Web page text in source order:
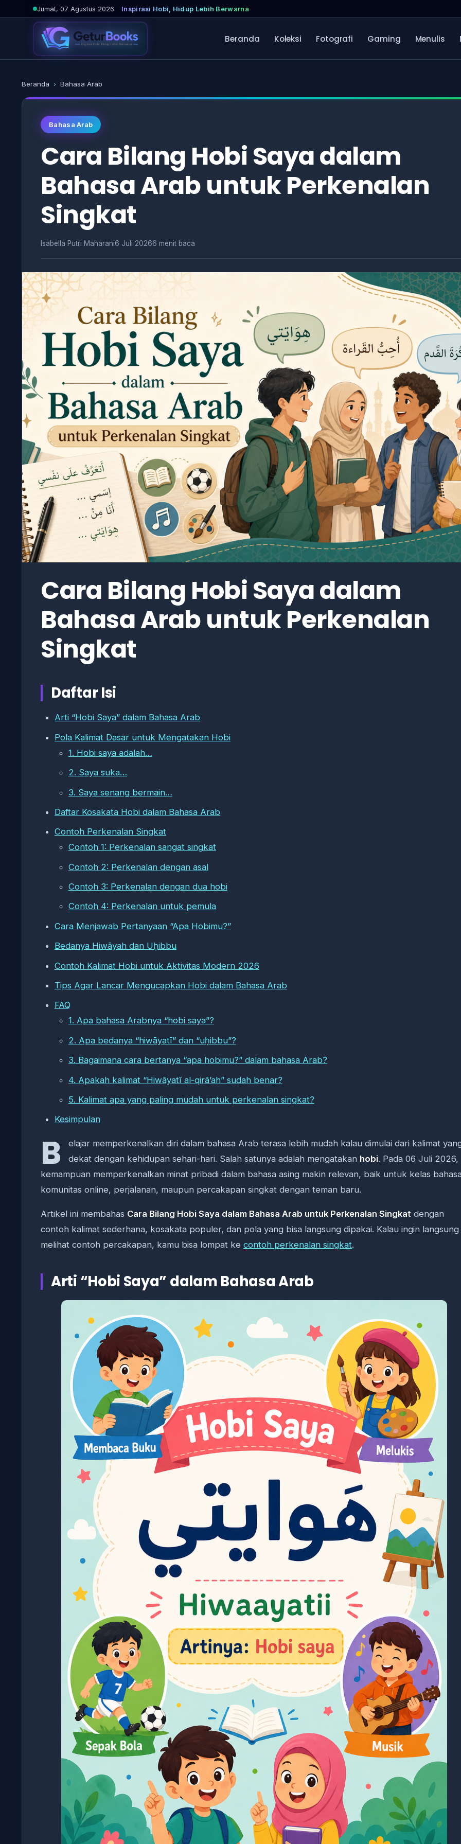
ke
Jumat, 07 Agustus 2026 Inspirasi Hobi, Hidup Lebih Berwarna
Beranda Koleksi Fotografi Gaming Menulis
Beranda › Bahasa Arab
Bahasa Arab
Cara Bilang Hobi Saya dalam
Bahasa Arab untuk Perkenalan
Singkat
Isabella Putri Maharani6 Juli 20266 menit baca
Cara Bilang Hobi Saya dalam
Bahasa Arab untuk Perkenalan
Singkat
Daftar Isi
Arti “Hobi Saya” dalam Bahasa Arab
Pola Kalimat Dasar untuk Mengatakan Hobi
1. Hobi saya adalah…
2. Saya suka…
3. Saya senang bermain…
Daftar Kosakata Hobi dalam Bahasa Arab
Contoh Perkenalan Singkat
Contoh 1: Perkenalan sangat singkat
Contoh 2: Perkenalan dengan asal
Contoh 3: Perkenalan dengan dua hobi
Contoh 4: Perkenalan untuk pemula
Cara Menjawab Pertanyaan “Apa Hobimu?”
Bedanya Hiwāyah dan Uḥibbu
Contoh Kalimat Hobi untuk Aktivitas Modern 2026
Tips Agar Lancar Mengucapkan Hobi dalam Bahasa Arab
FAQ
1. Apa bahasa Arabnya “hobi saya”?
2. Apa bedanya “hiwāyatī” dan “uḥibbu”?
3. Bagaimana cara bertanya “apa hobimu?” dalam bahasa Arab?
4. Apakah kalimat “Hiwāyatī al-qirā’ah” sudah benar?
5. Kalimat apa yang paling mudah untuk perkenalan singkat?
Kesimpulan
B
elajar memperkenalkan diri dalam bahasa Arab terasa lebih mudah kalau dimulai dari kalimat
dekat dengan kehidupan sehari-hari. Salah satunya adalah mengatakan hobi. Pada 06 Juli 2026,
kemampuan memperkenalkan minat pribadi dalam bahasa asing makin relevan, baik untuk kelas
komunitas online, perjalanan, maupun percakapan singkat dengan teman baru.
Artikel ini membahas Cara Bilang Hobi Saya dalam Bahasa Arab untuk Perkenalan Singkat dengan
contoh kalimat sederhana, kosakata populer, dan pola yang bisa langsung dipakai. Kalau ingin langsung
melihat contoh percakapan, kamu bisa lompat ke contoh perkenalan singkat.
Arti “Hobi Saya” dalam Bahasa Arab